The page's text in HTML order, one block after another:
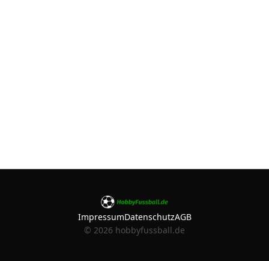
ImpressumDatenschutzAGB
© 2026 hobbyfussball.de